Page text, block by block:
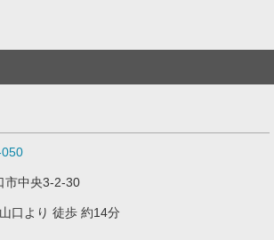
市中央3-2-30
口より 徒歩 約14分